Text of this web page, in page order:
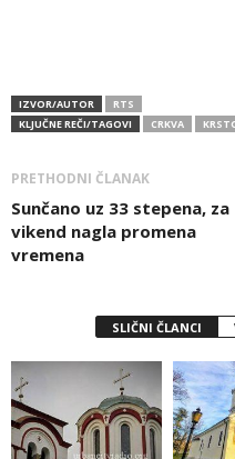
IZVOR/AUTOR
RTS
KLJUČNE REČI/TAGOVI
CRKVA
PRETHODNI ČLANAK
Sunčano uz 33 stepena, za
vikend nagla promena
vremena
SLIČNI ČLANCI